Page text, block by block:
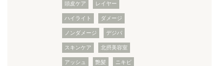
頭皮ケア レイヤー
ハイライト ダメージ
ノンダメージ デジパ
スキンケア 北摂美容室
アッシュ 艶髪 ニキビ